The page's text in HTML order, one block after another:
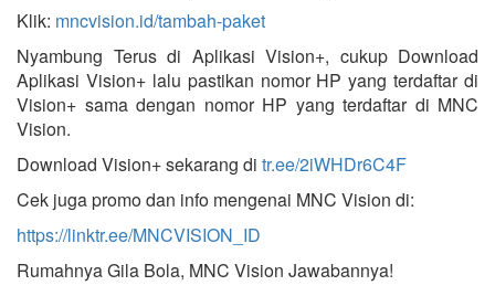
Klik: mncvision.id/tambah-paket
Nyambung Terus di Aplikasi Vision+, cukup Download
Aplikasi Vision+ lalu pastikan nomor HP yang terdaftar di
Vision+ sama dengan nomor HP yang terdaftar di MNC
Vision.
Download Vision+ sekarang di tr.ee/2iWHDr6C4F
Cek juga promo dan info mengenai MNC Vision di:
https://linktr.ee/MNCVISION_ID
Rumahnya Gila Bola, MNC Vision Jawabannya!